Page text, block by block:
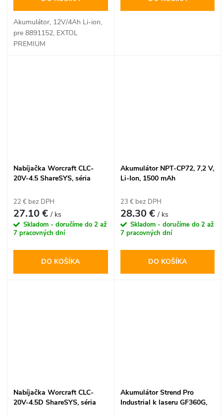
Akumulátor, 12V/4Ah Li-ion,
pre 8891152, EXTOL
PREMIUM
Nabíjačka Worcraft CLC-
20V-4.5 ShareSYS, séria
22 € bez DPH
27.10 €/ ks
Skladom - doručíme do 2 až
7 pracovných dní
DO KOŠÍKA
Akumulátor NPT-CP72, 7,2 V,
Li-Ion, 1500 mAh
23 € bez DPH
28.30 €/ ks
Skladom - doručíme do 2 až
7 pracovných dní
DO KOŠÍKA
Nabíjačka Worcraft CLC-
20V-4.5D ShareSYS, séria
Akumulátor Strend Pro
Industrial k laseru GF360G,